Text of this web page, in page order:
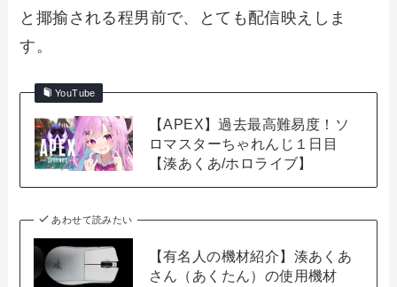
と揶揄される程男前で、とても配信映えしま
す。
YouTube
【APEX】過去最高難易度！ソ
ロマスターちゃれんじ１日目
【湊あくあ/ホロライブ】
あわせて読みたい
【有名人の機材紹介】湊あくあ
さん（あくたん）の使用機材